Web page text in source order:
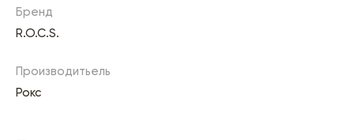
Бренд
R.O.C.S.
Производитьель
Рокс